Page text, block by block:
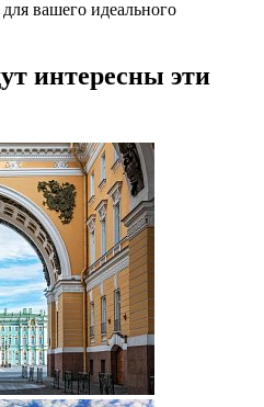
вашего идеального
интересны эти